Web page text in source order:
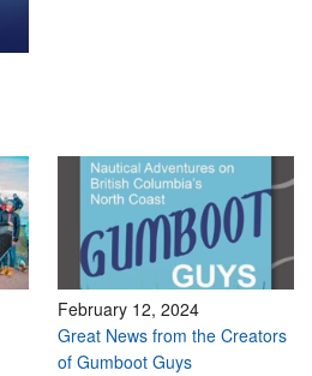
February 12, 2024
Great News from the Creators
of Gumboot Guys